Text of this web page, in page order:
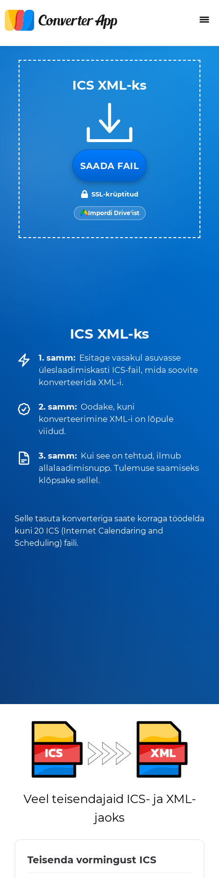
ICS XML-ks
1. samm: Esitage vasakul asuvasse
üleslaadimiskasti ICS-fail, mida soovite
konverteerida XML-i.
2. samm: Oodake, kuni
konverteerimine XML-i on lõpule
viidud.
3. samm: Kui see on tehtud, ilmub
allalaadimisnupp. Tulemuse saamiseks
klõpsake sellel.
Selle tasuta konverteriga saate korraga töödelda
kuni 20 ICS (Internet Calendaring and
Scheduling) faili.
ICS XML-ks
SAADA FAIL
SSL-krüptitud
Impordi Drive'ist
Veel teisendajaid ICS- ja XML-
jaoks
Teisenda vormingust ICS